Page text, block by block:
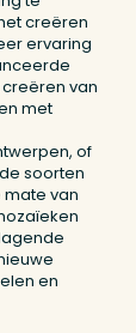
creëren
ervaring
van
met
of
soorten
van
en